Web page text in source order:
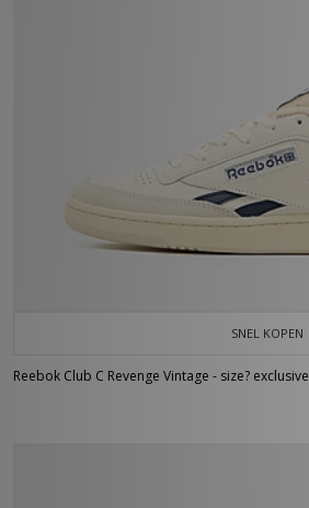
SNEL KOPEN
Reebok Club C Revenge Vintage - size? exclusive